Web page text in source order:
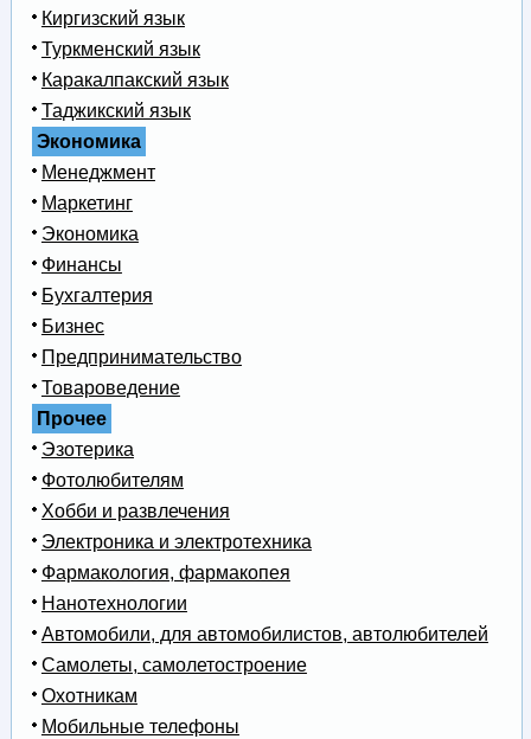
Киргизский язык
Туркменский язык
Каракалпакский язык
Таджикский язык
Экономика
Менеджмент
Маркетинг
Экономика
Финансы
Бухгалтерия
Бизнес
Предпринимательство
Товароведение
Прочее
Эзотерика
Фотолюбителям
Хобби и развлечения
Электроника и электротехника
Фармакология, фармакопея
Нанотехнологии
Автомобили, для автомобилистов, автолюбителей
Самолеты, самолетостроение
Охотникам
Мобильные телефоны